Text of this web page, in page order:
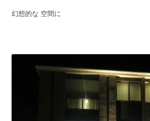
幻想的な 空間に